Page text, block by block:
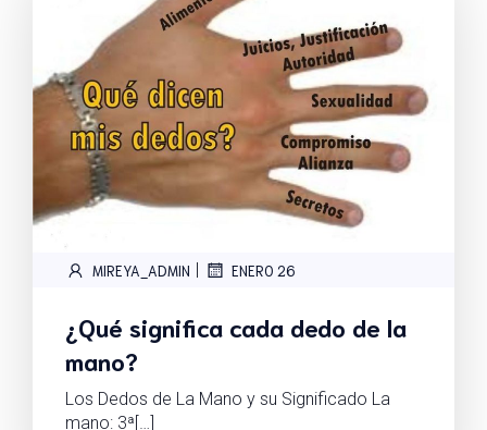
MIREYA_ADMIN | ENERO 26
¿Qué significa cada dedo de la
mano?
Los Dedos de La Mano y su Significado La
mano: 3ª[…]